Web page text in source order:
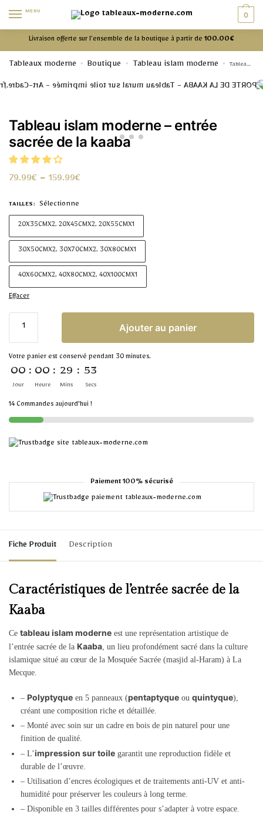
MENU 0
Livraison offerte sur l’ensemble de la boutique à partir de 100.00€
Tableaux moderne » Boutique » Tableau islam moderne » Tableau islam moderne – entrée sacrée de la kaaba
Tableau islam moderne – entrée
sacrée de la kaaba
79.99€ – 159.99€
TAILLES: Sélectionne
20X35CMX2, 20X45CMX2, 20X55CMX1
30X50CMX2, 30X70CMX2, 30X80CMX1
40X60CMX2, 40X80CMX2, 40X100CMX1
Effacer
Ajouter au panier
Votre panier est conservé pendant 30 minutes.
00
Jour
: 00
Heure
: 29
Mins
: 52
Secs
14 Commandes aujourd'hui !
Paiement 100% sécurisé
Fiche Produit Description
Caractéristiques de l’entrée sacrée de la
Kaaba
Ce tableau islam moderne est une représentation artistique de
l’entrée sacrée de la Kaaba, un lieu profondément sacré dans la culture
islamique situé au cœur de la Mosquée Sacrée (masjid al-Haram) à La
Mecque.
– Polyptyque en 5 panneaux (pentaptyque ou quintyque),
créant une composition riche et détaillée.
– Monté avec soin sur un cadre en bois de pin naturel pour une
finition de qualité.
– L’impression sur toile garantit une reproduction fidèle et
durable de l’œuvre.
– Utilisation d’encres écologiques et de traitements anti-UV et anti-
humidité pour préserver les couleurs à long terme.
– Disponible en 3 tailles différentes pour s’adapter à votre espace.